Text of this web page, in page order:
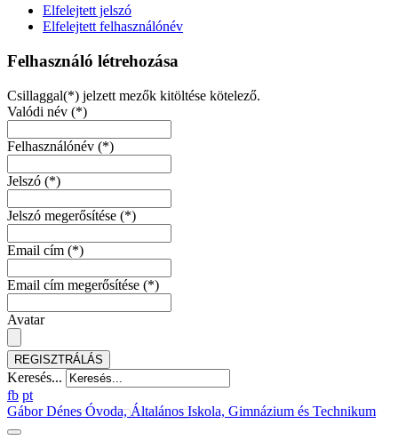
Elfelejtett jelszó
Elfelejtett felhasználónév
Felhasználó létrehozása
Csillaggal(*) jelzett mezők kitöltése kötelező.
Valódi név (*)
Felhasználónév (*)
Jelszó (*)
Jelszó megerősítése (*)
Email cím (*)
Email cím megerősítése (*)
Avatar
REGISZTRÁLÁS
Keresés...
fb pt
Gábor Dénes Óvoda, Általános Iskola, Gimnázium és Technikum